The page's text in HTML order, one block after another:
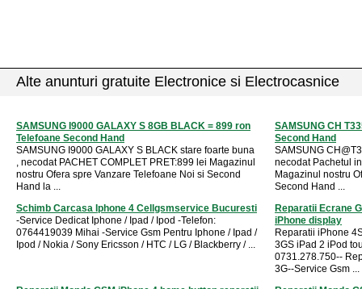
Alte anunturi gratuite Electronice si Electrocasnice
SAMSUNG I9000 GALAXY S 8GB BLACK = 899 ron
Telefoane Second Hand
SAMSUNG I9000 GALAXY S BLACK stare foarte buna
, necodat PACHET COMPLET PRET:899 lei Magazinul
nostru Ofera spre Vanzare Telefoane Noi si Second
Hand la ...
SAMSUNG CH
Second Hand
SAMSUNG
necodat Pachetul
Magazinul nostru
Second Hand ...
Schimb Carcasa Iphone 4 Cellgsmservice Bucuresti
-Service Dedicat Iphone / Ipad / Ipod -Telefon:
0764419039 Mihai -Service Gsm Pentru Iphone / Ipad /
Ipod / Nokia / Sony Ericsson / HTC / LG / Blackberry / ...
Reparatii Ecrane
iPhone display
Reparatii iPhone
3GS iPad 2 iPod
0731.278.750--
3G--Service Gsm ...